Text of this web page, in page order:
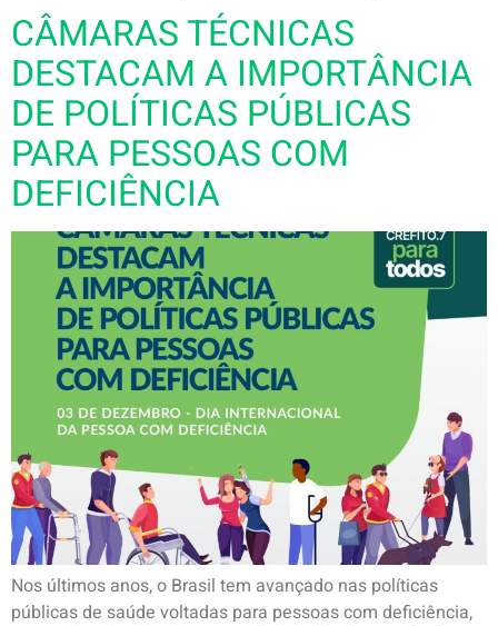
CÂMARAS TÉCNICAS
DESTACAM A IMPORTÂNCIA
DE POLÍTICAS PÚBLICAS
PARA PESSOAS COM
DEFICIÊNCIA
Nos últimos anos, o Brasil tem avançado nas políticas
públicas de saúde voltadas para pessoas com deficiência,